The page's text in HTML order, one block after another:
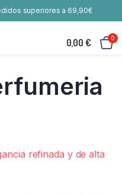
superiores a 69,90€
0,00€ 0